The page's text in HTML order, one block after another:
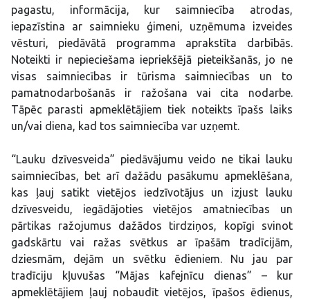
pagastu, informācija, kur saimniecība atrodas,
iepazīstina ar saimnieku ģimeni, uzņēmuma izveides
vēsturi, piedāvātā programma aprakstīta darbībās.
Noteikti ir nepieciešama iepriekšējā pieteikšanās, jo ne
visas saimniecības ir tūrisma saimniecības un to
pamatnodarbošanās ir ražošana vai cita nodarbe.
Tāpēc parasti apmeklētājiem tiek noteikts īpašs laiks
un/vai diena, kad tos saimniecība var uzņemt.
“Lauku dzīvesveida” piedāvājumu veido ne tikai lauku
saimniecības, bet arī dažādu pasākumu apmeklēšana,
kas ļauj satikt vietējos iedzīvotājus un izjust lauku
dzīvesveidu, iegādājoties vietējos amatniecības un
pārtikas ražojumus dažādos tirdziņos, kopīgi svinot
gadskārtu vai ražas svētkus ar īpašām tradīcijām,
dziesmām, dejām un svētku ēdieniem. Nu jau par
tradīciju kļuvušas “Mājas kafejnīcu dienas” – kur
apmeklētājiem ļauj nobaudīt vietējos, īpašos ēdienus,